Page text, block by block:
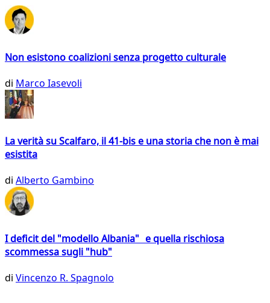
Non esistono coalizioni senza progetto culturale
di Marco Iasevoli
La verità su Scalfaro, il 41-bis e una storia che non è mai
esistita
di Alberto Gambino
I deficit del "modello Albania" e quella rischiosa
scommessa sugli "hub"
di Vincenzo R. Spagnolo